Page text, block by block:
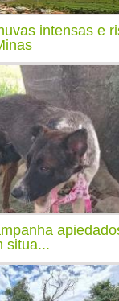
intensas e
situa...